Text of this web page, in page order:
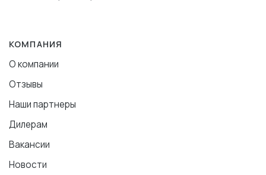
КОМПАНИЯ
О компании
Отзывы
Наши партнеры
Дилерам
Вакансии
Новости